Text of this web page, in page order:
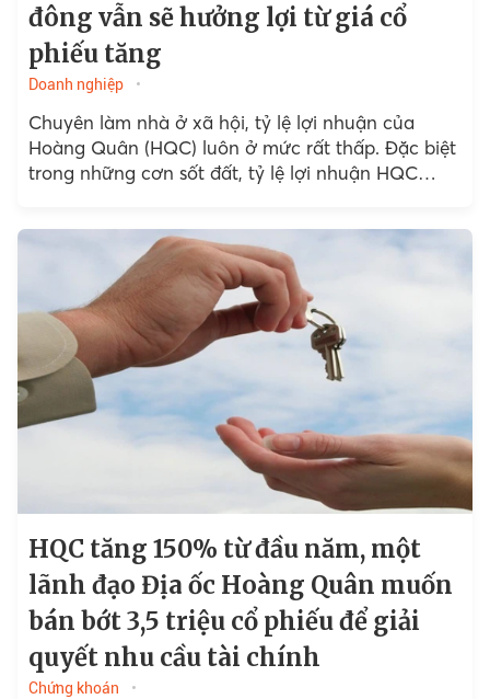
đông vẫn sẽ hưởng lợi từ giá cổ
phiếu tăng
Doanh nghiệp
Chuyên làm nhà ở xã hội, tỷ lệ lợi nhuận của
Hoàng Quân (HQC) luôn ở mức rất thấp. Đặc biệt
trong những cơn sốt đất, tỷ lệ lợi nhuận HQC
cho các công ty trong hệ thống.
HQC tăng 150% từ đầu năm, một
lãnh đạo Địa ốc Hoàng Quân muốn
bán bớt 3,5 triệu cổ phiếu để giải
quyết nhu cầu tài chính
Chứng khoán